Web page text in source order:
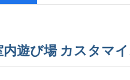
内遊び場 カスタマ